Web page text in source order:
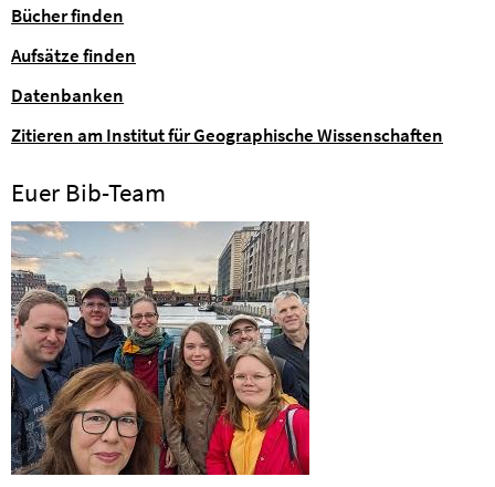
Bücher finden
Aufsätze finden
Datenbanken
Zitieren am Institut für Geographische Wissenschaften
Euer Bib-Team